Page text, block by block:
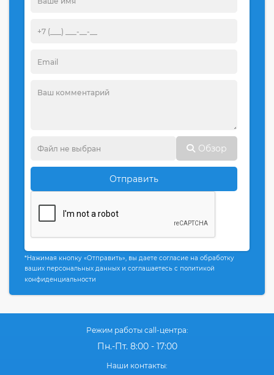
Обзор
Отправить
*Нажимая кнопку «Отправить», вы даете согласие на обработку
ваших персональных данных и соглашаетесь с политикой
конфиденциальности
Режим работы call-центра:
Пн.-Пт. 8:00 - 17:00
Наши контакты: